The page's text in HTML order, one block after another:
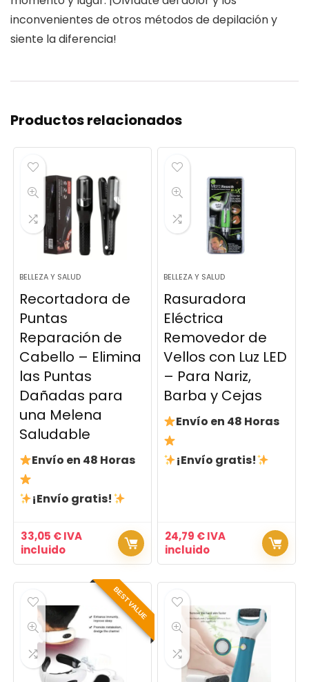
inconvenientes de otros métodos de depilación y
siente la diferencia!
Productos relacionados
BELLEZA Y SALUD
Recortadora de
Puntas
Reparación de
Cabello – Elimina
las Puntas
Dañadas para
una Melena
Saludable
Envío en 48 Horas
¡Envío gratis!
33,05 €IVA
incluido
BELLEZA Y SALUD
Rasuradora
Eléctrica
Removedor de
Vellos con Luz LED
– Para Nariz,
Barba y Cejas
Envío en 48 Horas
¡Envío gratis!
24,79 €IVA
incluido
BEST VALUE